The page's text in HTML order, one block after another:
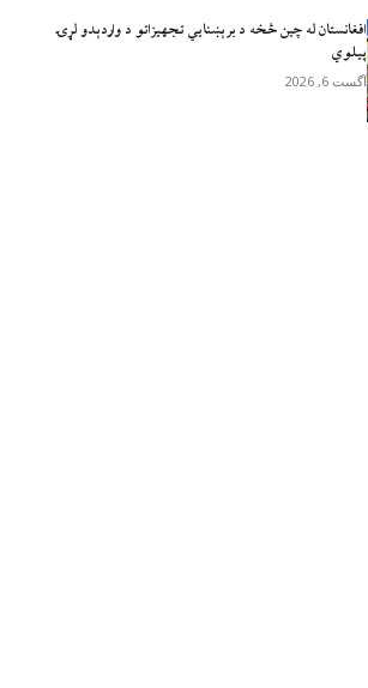
افغانستان له چين څخه د برېښنايي تجهيزاتو د واردېدو لړۍ
پيلوي
آگست 6, 2026